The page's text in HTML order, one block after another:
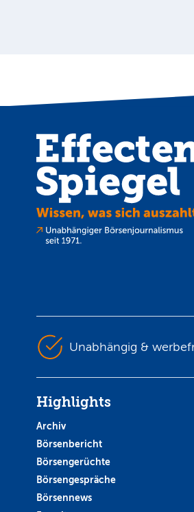
Unabhängig &
Highlights
Archiv
Börsenbericht
Börsengerüchte
Börsengespräche
Börsennews